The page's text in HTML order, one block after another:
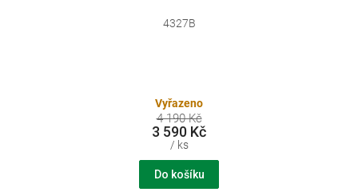
Vyřazeno
4 190 Kč
3 590 Kč
/ ks
Do košíku
4327B